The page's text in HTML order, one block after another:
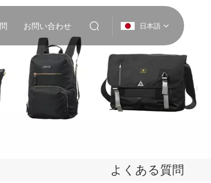
お問い合わせ 日本語
English
Deutsch
Italiano
Português
よくある質問